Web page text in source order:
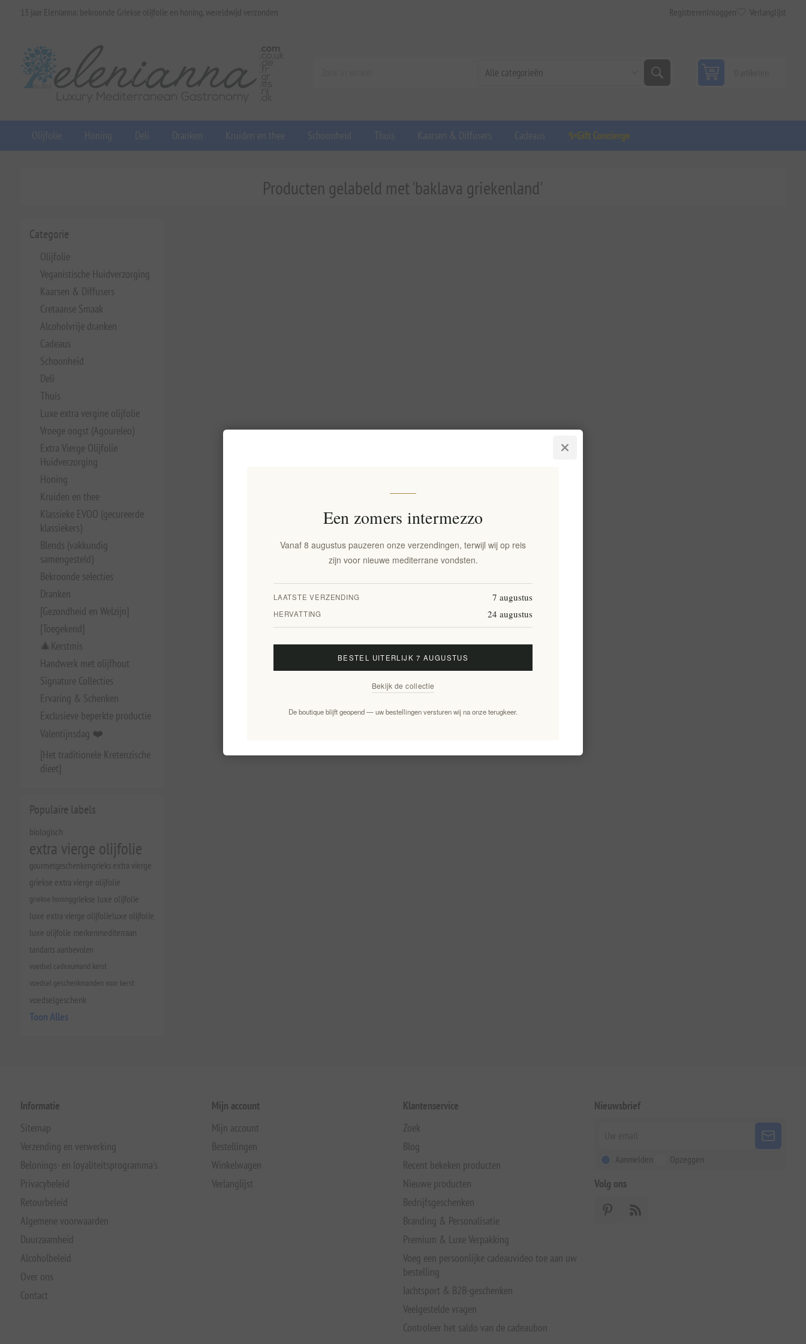
13 jaar Elenianna: bekroonde Griekse olijfolie en honing, wereldwijd verzonden Registreren Inloggen Verlanglijst
Olijfolie Honing Deli Dranken Kruiden en thee Schoonheid Thuis Kaarsen & Diffusers Cadeaus ✨Gift Concierge
Categorie
Olijfolie
Veganistische Huidverzorging
Kaarsen & Diffusers
Cretaanse Smaak
Alcoholvrije dranken
Cadeaus
Schoonheid
Deli
Thuis
Luxe extra vergine olijfolie
Vroege oogst (Agoureleo)
Extra Vierge Olijfolie
Huidverzorging
Honing
Kruiden en thee
Klassieke EVOO (gecureerde
klassiekers)
Blends (vakkundig
samengesteld)
Bekroonde selecties
Dranken
[Gezondheid en Welzijn]
[Toegekend]
🎄Kerstmis
Handwerk met olijfhout
Signature Collecties
Ervaring & Schenken
Exclusieve beperkte productie
Valentijnsdag ❤️
[Het traditionele Kretenzische
dieet]
Populaire labels
biologisch
extra vierge olijfolie
gourmetgeschenkengrieks extra vierge
griekse extra vierge olijfolie
griekse honinggriekse luxe olijfolie
luxe extra vierge olijfolieluxe olijfolie
luxe olijfolie merkenmediterraan
tandarts aanbevolen
voedsel cadeaumand kerst
voedsel geschenkmanden voor kerst
voedselgeschenk
Toon Alles
Producten gelabeld met 'baklava griekenland'
Informatie
Sitemap
Verzending en verwerking
Belonings- en loyaliteitsprogramma's
Privacybeleid
Retourbeleid
Algemene voorwaarden
Duurzaamheid
Alcoholbeleid
Over ons
Contact
Mijn account
Mijn account
Bestellingen
Winkelwagen
Verlanglijst
Klantenservice
Zoek
Blog
Recent bekeken producten
Nieuwe producten
Bedrijfsgeschenken
Branding & Personalisatie
Premium & Luxe Verpakking
Voeg een persoonlijke cadeauvideo toe aan uw
bestelling
Jachtsport & B2B-geschenken
Veelgestelde vragen
Controleer het saldo van de cadeaubon
Nieuwsbrief
Aanmelden Opzeggen
Volg ons
Een zomers intermezzo
Vanaf 8 augustus pauzeren onze verzendingen, terwijl wij op reis
zijn voor nieuwe mediterrane vondsten.
LAATSTE VERZENDING 7 augustus
HERVATTING 24 augustus
BESTEL UITERLIJK 7 AUGUSTUS
Bekijk de collectie
De boutique blijft geopend — uw bestellingen versturen wij na onze terugkeer.